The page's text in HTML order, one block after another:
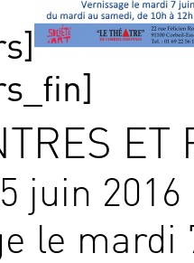
ET
juin 2016
le mardi